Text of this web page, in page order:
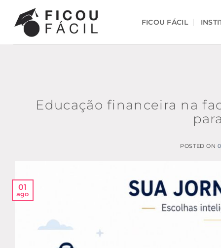
content
FICOU FÁCIL
Educação financeira na
POSTED ON
01
ago